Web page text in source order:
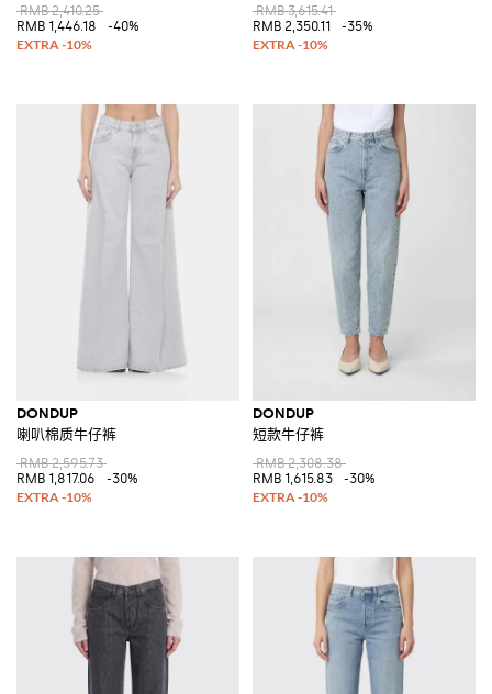
RMB 2,410.25
RMB 1,446.18
-40%
RMB 3,615.41
RMB 2,350.11
-35%
DONDUP
喇叭棉质牛仔裤
RMB 2,595.73
RMB 1,817.06
-30%
DONDUP
短款牛仔裤
RMB 2,308.38
RMB 1,615.83
-30%